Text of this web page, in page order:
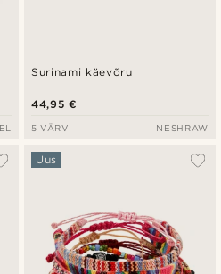
Surinami käevõru
44,95 €
5 VÄRVI NESHRAW
Uus